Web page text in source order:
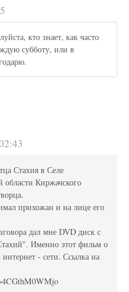
кто знает, как часто
субботу, или в
Стахия в Селе
Киржачского
прихожан и на лице его
дал мне DVD диск с
Именно этот фильм о
- сети. Ссылка на